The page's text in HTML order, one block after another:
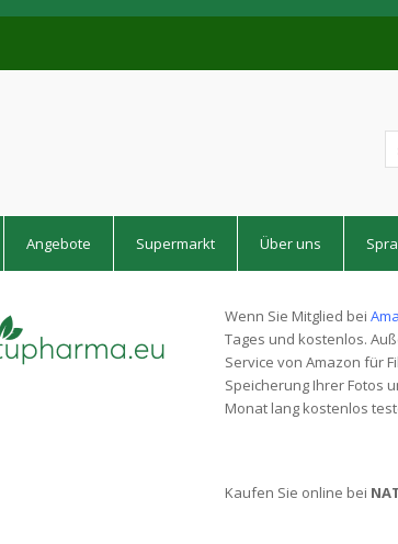
Angebote Supermarkt Über uns
Wenn Sie Mitglied bei
Tages und kostenlos.
Service von Amazon für
Speicherung Ihrer Fotos
Monat lang kostenlos
Kaufen Sie online bei